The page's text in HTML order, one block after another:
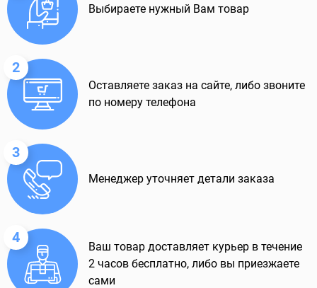
Выбираете нужный Вам товар
2
Оставляете заказ на сайте, либо звоните
по номеру телефона
3
Менеджер уточняет детали заказа
4
Ваш товар доставляет курьер в течение
2 часов бесплатно, либо вы приезжаете
сами